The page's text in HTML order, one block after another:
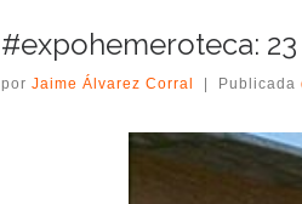
#expohemeroteca:
por Jaime Álvarez Corral | Publicada